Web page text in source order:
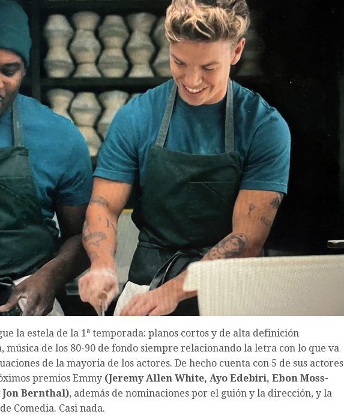
la estela de la 1ª temporada: planos cortos y de alta definición
música de los 80-90 de fondo siempre relacionando la letra con lo que va
de la mayoría de los actores. De hecho cuenta con 5 de sus actores
premios Emmy (Jeremy Allen White, Ayo Edebiri, Ebon Moss-
Bernthal), además de nominaciones por el guión y la dirección, y la
Comedia. Casi nada.